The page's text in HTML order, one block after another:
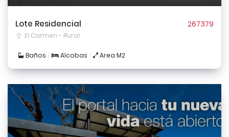
Lote Residencial 267379
El Carmen - Rural
Baños Alcobas Area M2